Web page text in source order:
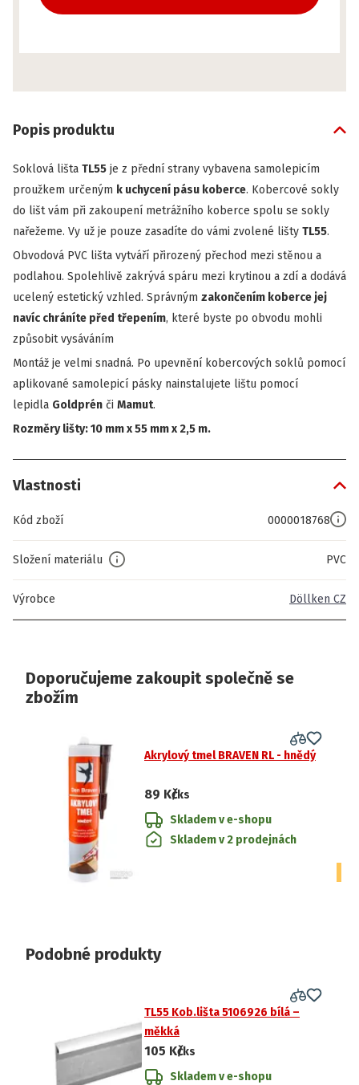
Popis produktu
Soklová lišta TL55 je z přední strany vybavena samolepicím
proužkem určeným k uchycení pásu koberce. Kobercové sokly
do lišt vám při zakoupení metrážního koberce spolu se sokly
nařežeme. Vy už je pouze zasadíte do vámi zvolené lišty TL55.
Obvodová PVC lišta vytváří přirozený přechod mezi stěnou a
podlahou. Spolehlivě zakrývá spáru mezi krytinou a zdí a dodává
ucelený estetický vzhled. Správným zakončením koberce jej
navíc chráníte před třepením, které byste po obvodu mohli
způsobit vysáváním
Montáž je velmi snadná. Po upevnění kobercových soklů pomocí
aplikované samolepicí pásky nainstalujete lištu pomocí
lepidla Goldprén či Mamut.
Rozměry lišty: 10 mm x 55 mm x 2,5 m.
Vlastnosti
Kód zboží 0000018768
Složení materiálu PVC
Výrobce Döllken CZ
Doporučujeme zakoupit společně se
zbožím
Akrylový tmel BRAVEN RL - hnědý
89 Kč/ks
Skladem v e-shopu
Skladem v 2 prodejnách
Podobné produkty
TL55 Kob.lišta 5106926 bílá –
měkká
105 Kč/ks
Skladem v e-shopu